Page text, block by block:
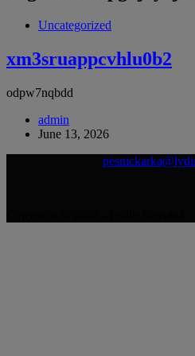
Uncategorized
xm3sruappcvhlu0b2
odpw7nqbdd
admin
June 13, 2026